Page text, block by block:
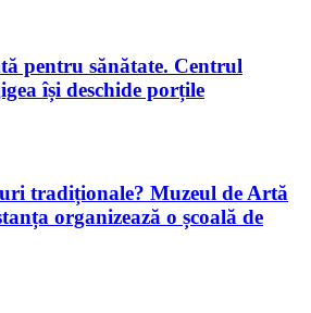
pentru sănătate. Centrul
își deschide porțile
tradiționale? Muzeul de Artă
organizează o școală de